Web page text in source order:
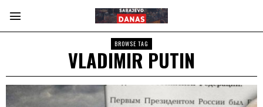
BROWSE TAG
VLADIMIR PUTIN